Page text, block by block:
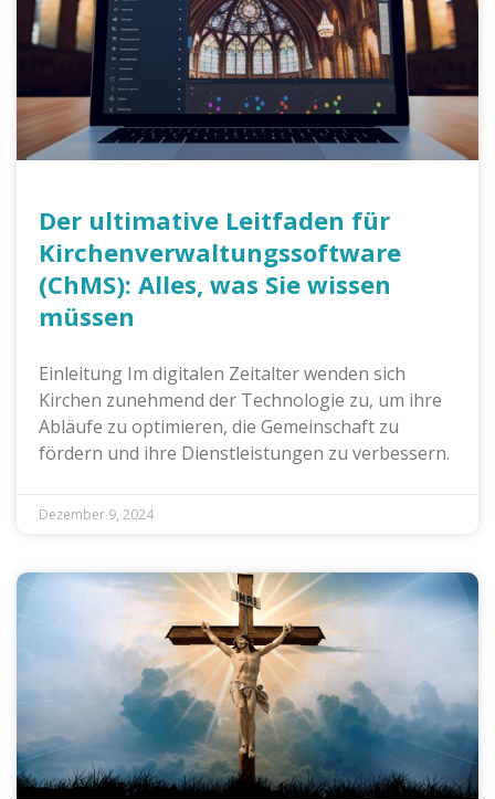
Der ultimative Leitfaden für
Kirchenverwaltungssoftware
(ChMS): Alles, was Sie wissen
müssen
Einleitung Im digitalen Zeitalter wenden sich
Kirchen zunehmend der Technologie zu, um ihre
Abläufe zu optimieren, die Gemeinschaft zu
fördern und ihre Dienstleistungen zu verbessern.
Dezember 9, 2024